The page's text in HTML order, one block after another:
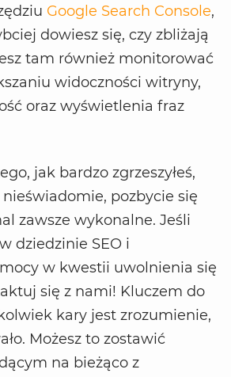
Google Search Console,
dowiesz się, czy zbliżają
tam również monitorować
widoczności witryny,
oraz wyświetlenia fraz
jak bardzo zgrzeszyłeś,
pozbycie się
zawsze wykonalne. Jeśli
dziedzinie SEO i
w kwestii uwolnienia się
się z nami! Kluczem do
kary jest zrozumienie,
Możesz to zostawić
na bieżąco z